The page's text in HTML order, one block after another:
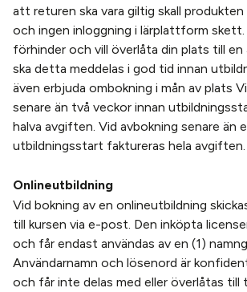
att returen ska vara giltig skall produkten
och ingen inloggning i lärplattform
förhinder och vill överlåta din plats till en
ska detta meddelas i god tid innan
även erbjuda ombokning i mån av plats
senare än två veckor innan
halva avgiften. Vid avbokning senare än
utbildningsstart faktureras hela avgiften.
Onlineutbildning
Vid bokning av en onlineutbildning
till kursen via e-post. Den inköpta
och får endast användas av en (1)
Användarnamn och lösenord är
och får inte delas med eller överlåtas till